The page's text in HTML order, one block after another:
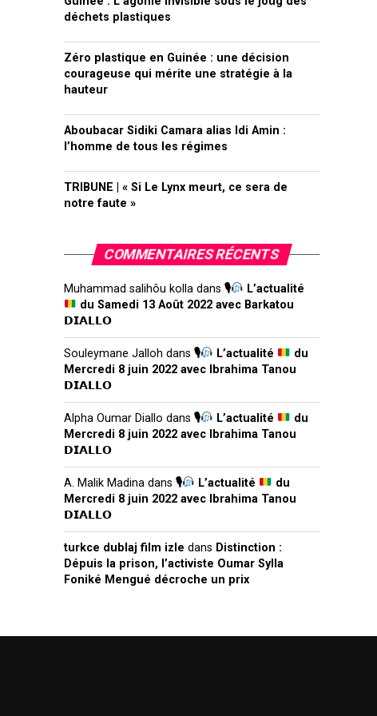
déchets plastiques
Zéro plastique en Guinée : une décision
courageuse qui mérite une stratégie à la
hauteur
Aboubacar Sidiki Camara alias Idi Amin :
l’homme de tous les régimes
TRIBUNE | « Si Le Lynx meurt, ce sera de
notre faute »
COMMENTAIRES RÉCENTS
Muhammad salihôu kolla dans 🎙
L’actualité
du Samedi 13 Août 2022 avec Barkatou
𝗗𝗜𝗔𝗟𝗟𝗢
Souleymane Jalloh dans 🎙 L’actualité
du
Mercredi 8 juin 2022 avec Ibrahima Tanou
𝗗𝗜𝗔𝗟𝗟𝗢
Alpha Oumar Diallo dans 🎙 L’actualité
du
Mercredi 8 juin 2022 avec Ibrahima Tanou
𝗗𝗜𝗔𝗟𝗟𝗢
A. Malik Madina dans 🎙 L’actualité
du
Mercredi 8 juin 2022 avec Ibrahima Tanou
𝗗𝗜𝗔𝗟𝗟𝗢
turkce dublaj film izle dans Distinction :
Dépuis la prison, l’activiste Oumar Sylla
Foniké Mengué décroche un prix